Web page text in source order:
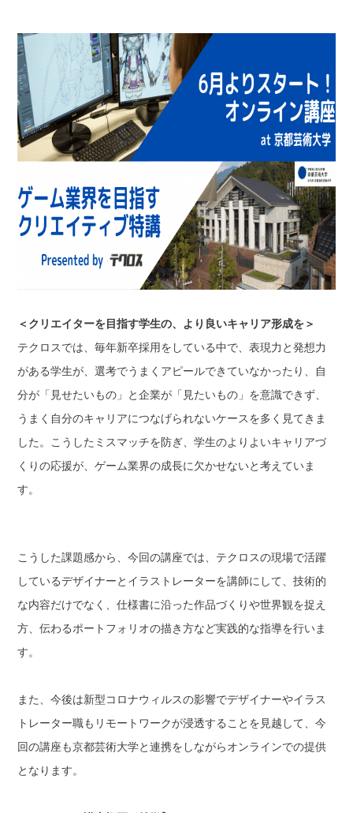
藝術学舎（公開講座）
＜クリエイターを目指す学生の、より良いキャリア形成を＞
テクロスでは、毎年新卒採用をしている中で、表現力と発想力
がある学生が、選考でうまくアピールできていなかったり、自
分が「見せたいもの」と企業が「見たいもの」を意識できず、
うまく自分のキャリアにつなげられないケースを多く見てきま
した。こうしたミスマッチを防ぎ、学生のよりよいキャリアづ
くりの応援が、ゲーム業界の成長に欠かせないと考えていま
す。
こうした課題感から、今回の講座では、テクロスの現場で活躍
しているデザイナーとイラストレーターを講師にして、技術的
な内容だけでなく、仕様書に沿った作品づくりや世界観を捉え
方、伝わるポートフォリオの描き方など実践的な指導を行いま
す。
また、今後は新型コロナウィルスの影響でデザイナーやイラス
トレーター職もリモートワークが浸透することを見越して、今
回の講座も京都芸術大学と連携をしながらオンラインでの提供
となります。